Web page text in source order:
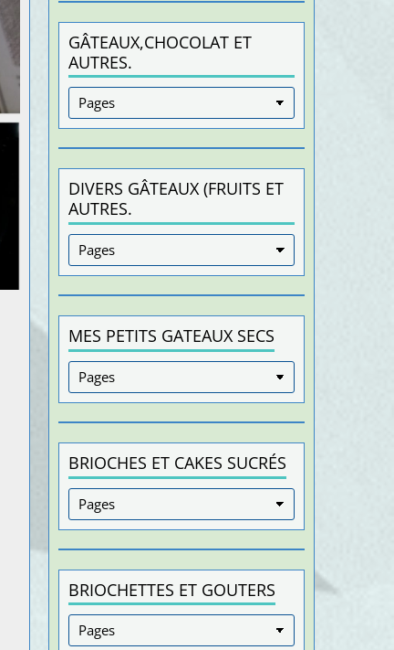
GÂTEAUX,CHOCOLAT ET
AUTRES.
DIVERS GÂTEAUX (FRUITS ET
AUTRES.
MES PETITS GATEAUX SECS
BRIOCHES ET CAKES SUCRÉS
BRIOCHETTES ET GOUTERS